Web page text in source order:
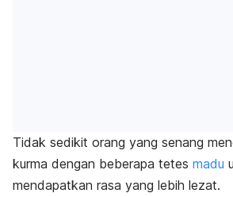
Tidak sedikit orang yang senang
kurma dengan beberapa tetes madu
mendapatkan rasa yang lebih lezat.